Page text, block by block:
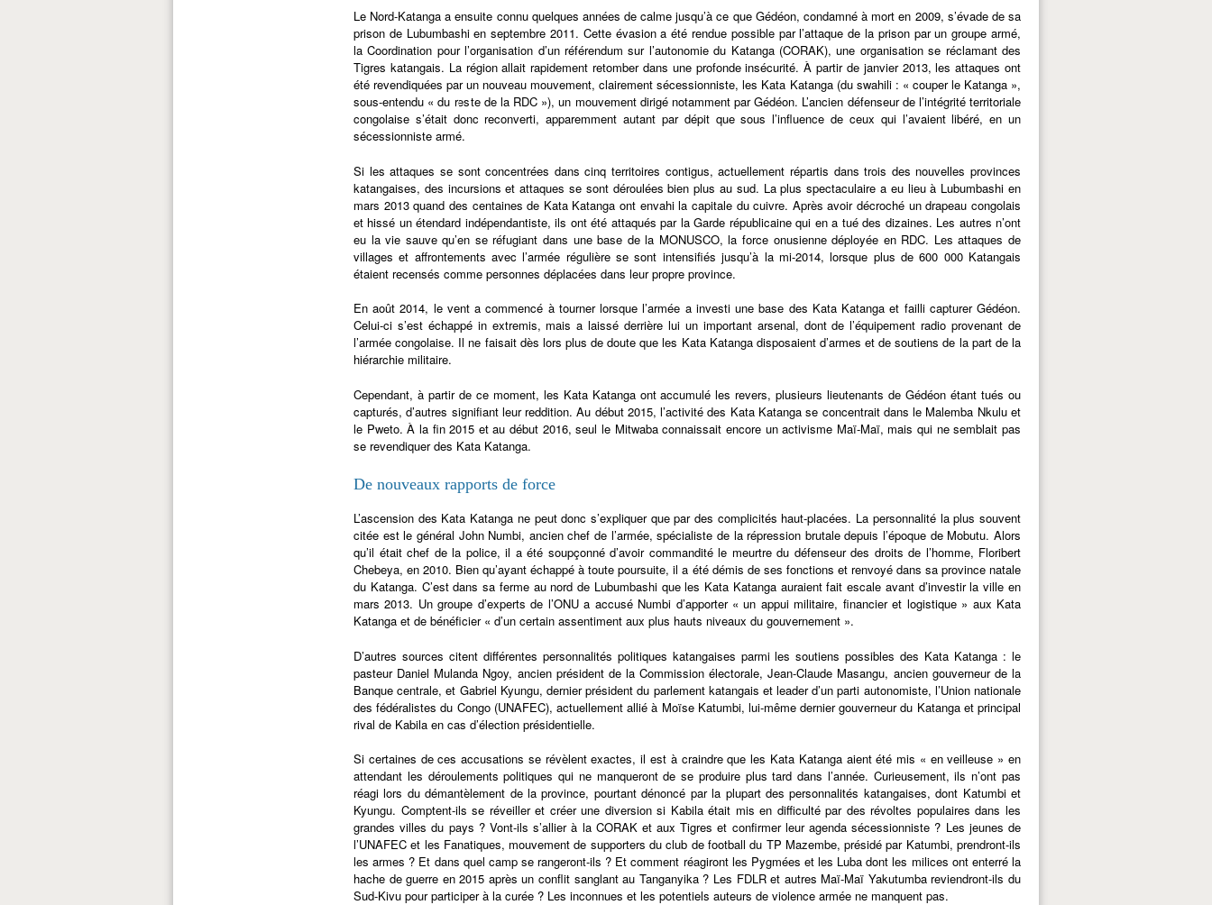
Le Nord-Katanga a ensuite connu quelques années de calme jusqu’à ce que Gédéon, condamné à mort en 2009, s’évade de sa
prison de Lubumbashi en septembre 2011. Cette évasion a été rendue possible par l’attaque de la prison par un groupe armé,
la Coordination pour l’organisation d’un référendum sur l’autonomie du Katanga (CORAK), une organisation se réclamant des
Tigres katangais. La région allait rapidement retomber dans une profonde insécurité. À partir de janvier 2013, les attaques ont
été revendiquées par un nouveau mouvement, clairement sécessionniste, les Kata Katanga (du swahili : « couper le Katanga »,
sous-entendu « du reste de la RDC »), un mouvement dirigé notamment par Gédéon. L’ancien défenseur de l’intégrité territoriale
congolaise s’était donc reconverti, apparemment autant par dépit que sous l’influence de ceux qui l’avaient libéré, en un
sécessionniste armé.
Si les attaques se sont concentrées dans cinq territoires contigus, actuellement répartis dans trois des nouvelles provinces
katangaises, des incursions et attaques se sont déroulées bien plus au sud. La plus spectaculaire a eu lieu à Lubumbashi en
mars 2013 quand des centaines de Kata Katanga ont envahi la capitale du cuivre. Après avoir décroché un drapeau congolais
et hissé un étendard indépendantiste, ils ont été attaqués par la Garde républicaine qui en a tué des dizaines. Les autres n’ont
eu la vie sauve qu’en se réfugiant dans une base de la MONUSCO, la force onusienne déployée en RDC. Les attaques de
villages et affrontements avec l’armée régulière se sont intensifiés jusqu’à la mi-2014, lorsque plus de 600 000 Katangais
étaient recensés comme personnes déplacées dans leur propre province.
En août 2014, le vent a commencé à tourner lorsque l’armée a investi une base des Kata Katanga et failli capturer Gédéon.
Celui-ci s’est échappé in extremis, mais a laissé derrière lui un important arsenal, dont de l’équipement radio provenant de
l’armée congolaise. Il ne faisait dès lors plus de doute que les Kata Katanga disposaient d’armes et de soutiens de la part de la
hiérarchie militaire.
Cependant, à partir de ce moment, les Kata Katanga ont accumulé les revers, plusieurs lieutenants de Gédéon étant tués ou
capturés, d’autres signifiant leur reddition. Au début 2015, l’activité des Kata Katanga se concentrait dans le Malemba Nkulu et
le Pweto. À la fin 2015 et au début 2016, seul le Mitwaba connaissait encore un activisme Maï-Maï, mais qui ne semblait pas
se revendiquer des Kata Katanga.
De nouveaux rapports de force
L’ascension des Kata Katanga ne peut donc s’expliquer que par des complicités haut-placées. La personnalité la plus souvent
citée est le général John Numbi, ancien chef de l’armée, spécialiste de la répression brutale depuis l’époque de Mobutu. Alors
qu’il était chef de la police, il a été soupçonné d’avoir commandité le meurtre du défenseur des droits de l’homme, Floribert
Chebeya, en 2010. Bien qu’ayant échappé à toute poursuite, il a été démis de ses fonctions et renvoyé dans sa province natale
du Katanga. C’est dans sa ferme au nord de Lubumbashi que les Kata Katanga auraient fait escale avant d’investir la ville en
mars 2013. Un groupe d’experts de l’ONU a accusé Numbi d’apporter « un appui militaire, financier et logistique » aux Kata
Katanga et de bénéficier « d’un certain assentiment aux plus hauts niveaux du gouvernement ».
D’autres sources citent différentes personnalités politiques katangaises parmi les soutiens possibles des Kata Katanga : le
pasteur Daniel Mulanda Ngoy, ancien président de la Commission électorale, Jean-Claude Masangu, ancien gouverneur de la
Banque centrale, et Gabriel Kyungu, dernier président du parlement katangais et leader d’un parti autonomiste, l’Union nationale
des fédéralistes du Congo (UNAFEC), actuellement allié à Moïse Katumbi, lui-même dernier gouverneur du Katanga et principal
rival de Kabila en cas d’élection présidentielle.
Si certaines de ces accusations se révèlent exactes, il est à craindre que les Kata Katanga aient été mis « en veilleuse » en
attendant les déroulements politiques qui ne manqueront de se produire plus tard dans l’année. Curieusement, ils n’ont pas
réagi lors du démantèlement de la province, pourtant dénoncé par la plupart des personnalités katangaises, dont Katumbi et
Kyungu. Comptent-ils se réveiller et créer une diversion si Kabila était mis en difficulté par des révoltes populaires dans les
grandes villes du pays ? Vont-ils s’allier à la CORAK et aux Tigres et confirmer leur agenda sécessionniste ? Les jeunes de
l’UNAFEC et les Fanatiques, mouvement de supporters du club de football du TP Mazembe, présidé par Katumbi, prendront-ils
les armes ? Et dans quel camp se rangeront-ils ? Et comment réagiront les Pygmées et les Luba dont les milices ont enterré la
hache de guerre en 2015 après un conflit sanglant au Tanganyika ? Les FDLR et autres Maï-Maï Yakutumba reviendront-ils du
Sud-Kivu pour participer à la curée ? Les inconnues et les potentiels auteurs de violence armée ne manquent pas.